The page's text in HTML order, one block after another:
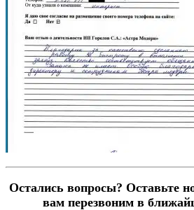
Остались вопросы? Оставьте
вам перезвоним в